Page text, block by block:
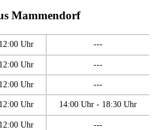
Mammendorf
Uhr ---
Uhr ---
Uhr ---
Uhr 14:00 Uhr - 18:30 Uhr
Uhr ---